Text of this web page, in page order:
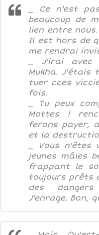
_ Ce n'est
beaucoup de
lien entre
Il est hors de
me rendrai
_ J'irai
Mukha. J'étais
tuer cces
fois.
_ Tu peux
Mottes !
ferons payer,
et la
_ Vous
jeunes mâles
frappant le
toujours prêts
des
J'enrage. Bon,